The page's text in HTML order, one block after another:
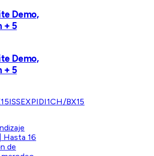
Demo,
+ 5
Demo,
+ 5
ISSEXPIDI1CH/BX15